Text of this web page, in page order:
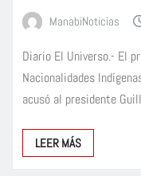
ManabiNoticias
Diario El Universo.- El
Nacionalidades
acusó al presidente
LEER MÁS